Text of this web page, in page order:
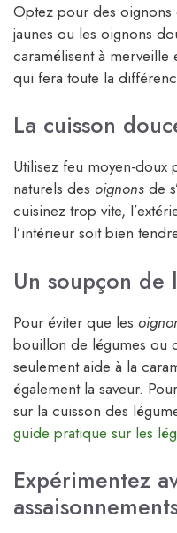
Optez pour des
jaunes ou les oignons
caramélisent à merveille
qui fera toute la
La cuisson
Utilisez feu moyen-doux
naturels des oignons de
cuisinez trop vite,
l’intérieur soit bien
Un soupçon de
Pour éviter que les
bouillon de légumes ou
seulement aide à la
également la saveur.
sur la cuisson des
guide pratique sur les
Expérimentez